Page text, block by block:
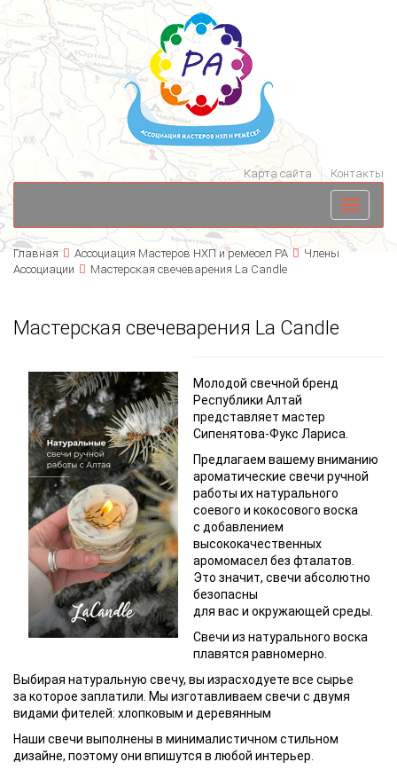
Карта сайта Контакты
Toggle
Главная Ассоциация Мастеров НХП и ремёсел РА
Члены
Ассоциации
Мастерская свечеварения La Candle
Мастерская свечеварения La Candle
Молодой свечной бренд
Республики Алтай
представляет мастер
Сипенятова-Фукс Лариса.
Предлагаем вашему вниманию
ароматические свечи ручной
работы их натурального
соевого и кокосового воска
с добавлением
высококачественных
аромомасел без фталатов.
Это значит, свечи абсолютно
безопасны
для вас и окружающей среды.
Свечи из натурального воска
плавятся равномерно.
Выбирая натуральную свечу, вы израсходуете все сырье
за которое заплатили. Мы изготавливаем свечи с двумя
видами фителей: хлопковым и деревянным
Наши свечи выполнены в минималистичном стильном
дизайне, поэтому они впишутся в любой интерьер.